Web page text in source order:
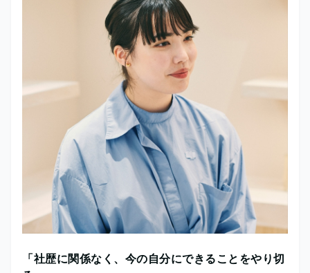
「社歴に関係なく、今の自分にできることをやり切